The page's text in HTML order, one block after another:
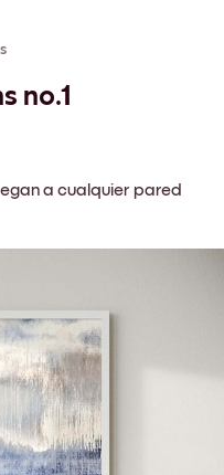
no.1
a cualquier pared